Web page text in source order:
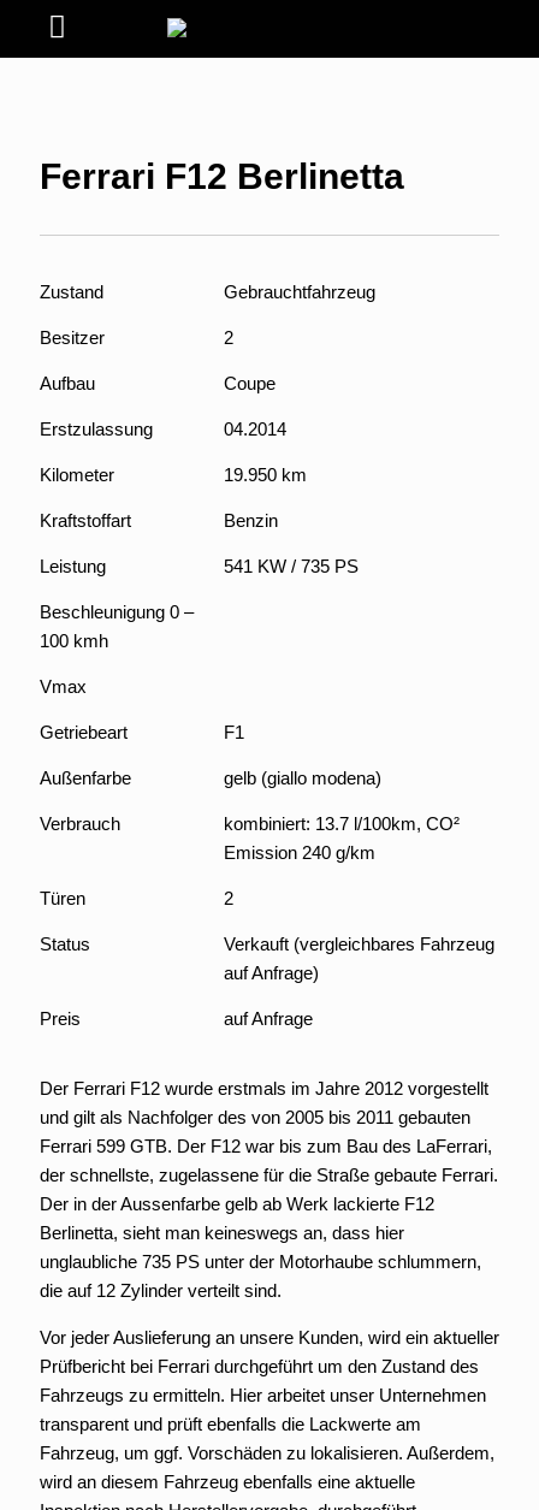
Ferrari F12 Berlinetta
Zustand Gebrauchtfahrzeug
Besitzer 2
Aufbau Coupe
Erstzulassung 04.2014
Kilometer 19.950 km
Kraftstoffart Benzin
Leistung 541 KW / 735 PS
Beschleunigung 0 –
100 kmh
Vmax
Getriebeart F1
Außenfarbe gelb (giallo modena)
Verbrauch
kombiniert: 13.7 l/100km, CO²
Emission 240 g/km
Türen 2
Status
Verkauft (vergleichbares Fahrzeug
auf Anfrage)
Preis auf Anfrage
Der Ferrari F12 wurde erstmals im Jahre 2012 vorgestellt
und gilt als Nachfolger des von 2005 bis 2011 gebauten
Ferrari 599 GTB. Der F12 war bis zum Bau des LaFerrari,
der schnellste, zugelassene für die Straße gebaute Ferrari.
Der in der Aussenfarbe gelb ab Werk lackierte F12
Berlinetta, sieht man keineswegs an, dass hier
unglaubliche 735 PS unter der Motorhaube schlummern,
die auf 12 Zylinder verteilt sind.
Vor jeder Auslieferung an unsere Kunden, wird ein aktueller
Prüfbericht bei Ferrari durchgeführt um den Zustand des
Fahrzeugs zu ermitteln. Hier arbeitet unser Unternehmen
transparent und prüft ebenfalls die Lackwerte am
Fahrzeug, um ggf. Vorschäden zu lokalisieren. Außerdem,
wird an diesem Fahrzeug ebenfalls eine aktuelle